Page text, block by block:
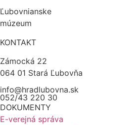
Ľubovnianske
múzeum
KONTAKT
Zámocká 22
064 01 Stará Ľubovňa
info@hradlubovna.sk
052/43 220 30
DOKUMENTY
E-verejná správa